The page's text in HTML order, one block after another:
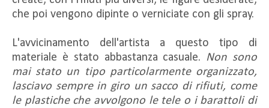
che poi vengono dipinte o verniciate con gli spray.
L'avvicinamento dell'artista a questo tipo di
materiale è stato abbastanza casuale. Non sono
mai stato un tipo particolarmente organizzato,
lasciavo sempre in giro un sacco di rifiuti, come
le plastiche che avvolgono le tele o i barattoli di